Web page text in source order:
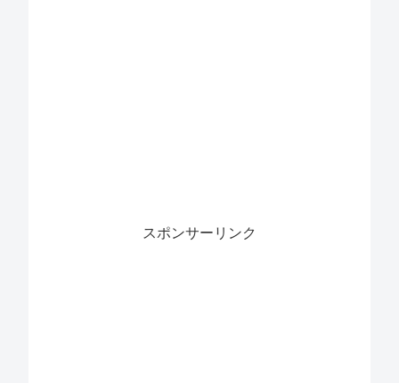
スポンサーリンク